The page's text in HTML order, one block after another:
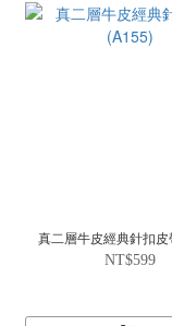
真二層牛皮經典針扣
NT$599